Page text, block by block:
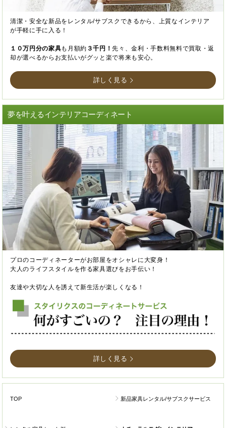
清潔・安全な新品をレンタル/サブスクできるから、上質なインテリア
が手軽に手に入る！
１０万円分の家具も月額約 ３千円！先々、金利・手数料無料で買取・返
却が選べるからお支払いがグッと楽で将来も安心。
詳しく見る
夢を叶えるインテリアコーディネート
プロのコーディネーターがお部屋をオシャレに大変身！
大人のライフスタイルを作る家具選びをお手伝い！
友達や大切な人を誘えて新生活が楽しくなる！
詳しく見る
TOP 新品家具レンタル/サブスクサービス